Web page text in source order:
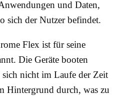
und Daten,
sich der Nutzer befindet.
Flex ist für seine
Die Geräte booten
sich nicht im Laufe der Zeit
Hintergrund durch, was zu